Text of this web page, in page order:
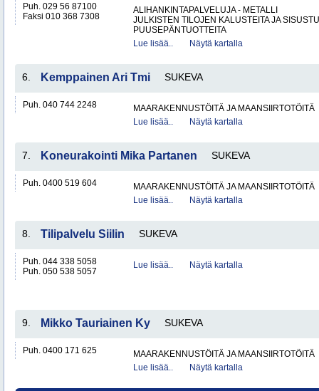
Puh. 029 56 87100
Faksi 010 368 7308
ALIHANKINTAPALVELUJA - METALLI
JULKISTEN TILOJEN KALUSTEITA JA
PUUSEPÄNTUOTTEITA
Lue lisää..
Näytä kartalla
6. Kemppainen Ari Tmi SUKEVA
Puh. 040 744 2248
MAARAKENNUSTÖITÄ JA MAANSIIRTOTÖITÄ
Lue lisää..
Näytä kartalla
7. Koneurakointi Mika Partanen SUKEVA
Puh. 0400 519 604
MAARAKENNUSTÖITÄ JA MAANSIIRTOTÖITÄ
Lue lisää..
Näytä kartalla
8. Tilipalvelu Siilin SUKEVA
Puh. 044 338 5058
Puh. 050 538 5057
Lue lisää.. Näytä kartalla
9. Mikko Tauriainen Ky SUKEVA
Puh. 0400 171 625
MAARAKENNUSTÖITÄ JA MAANSIIRTOTÖITÄ
Lue lisää..
Näytä kartalla